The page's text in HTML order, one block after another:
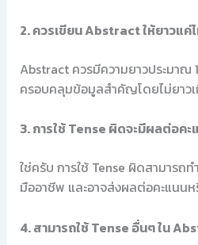
2. ควรเขียน Abstract ให้ยาวแค่
Abstract ควรมีความยาวประมาณ
ครอบคลุมข้อมูลสำคัญโดยไม่ยาว
3. การใช้ Tense ผิดจะมีผลต่อคะ
ใช่ครับ การใช้ Tense ผิดสามารถ
มืออาชีพ และอาจส่งผลต่อคะแนนห
4. สามารถใช้ Tense อื่นๆ ใน